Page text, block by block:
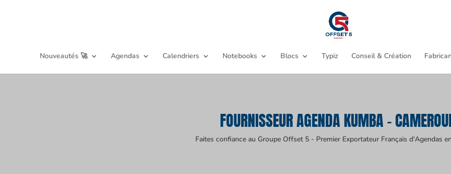
Nouveautés 🚀 Agendas Calendriers Notebooks Blocs Typiz Conseil & Création
FOURNISSEUR AGENDA KUMBA -
Faites confiance au Groupe Offset 5 - Premier Exportateur Français d'Agendas